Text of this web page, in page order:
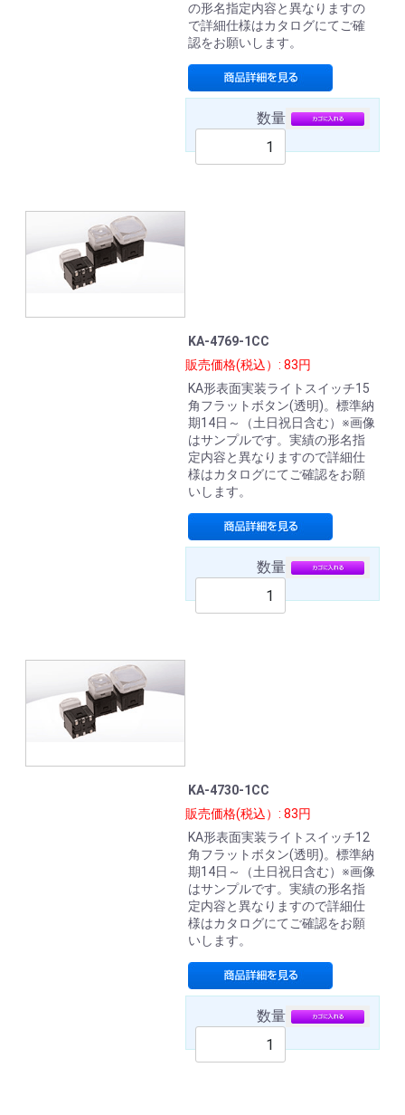
の形名指定内容と異なりますの
で詳細仕様はカタログにてご確
認をお願いします。
数量
KA-4769-1CC
販売価格(税込）: 83円
KA形表面実装ライトスイッチ15
角フラットボタン(透明)。標準納
期14日～（土日祝日含む）※画像
はサンプルです。実績の形名指
定内容と異なりますので詳細仕
様はカタログにてご確認をお願
いします。
数量
KA-4730-1CC
販売価格(税込）: 83円
KA形表面実装ライトスイッチ12
角フラットボタン(透明)。標準納
期14日～（土日祝日含む）※画像
はサンプルです。実績の形名指
定内容と異なりますので詳細仕
様はカタログにてご確認をお願
いします。
数量